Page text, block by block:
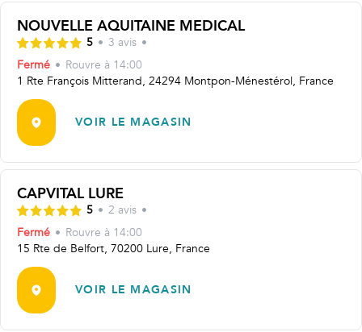
NOUVELLE AQUITAINE MEDICAL
5 • 3 avis •
Fermé • Rouvre à 14:00
1 Rte François Mitterand, 24294 Montpon-Ménestérol, France
VOIR LE MAGASIN
CAPVITAL LURE
5 • 2 avis •
Fermé • Rouvre à 14:00
15 Rte de Belfort, 70200 Lure, France
VOIR LE MAGASIN